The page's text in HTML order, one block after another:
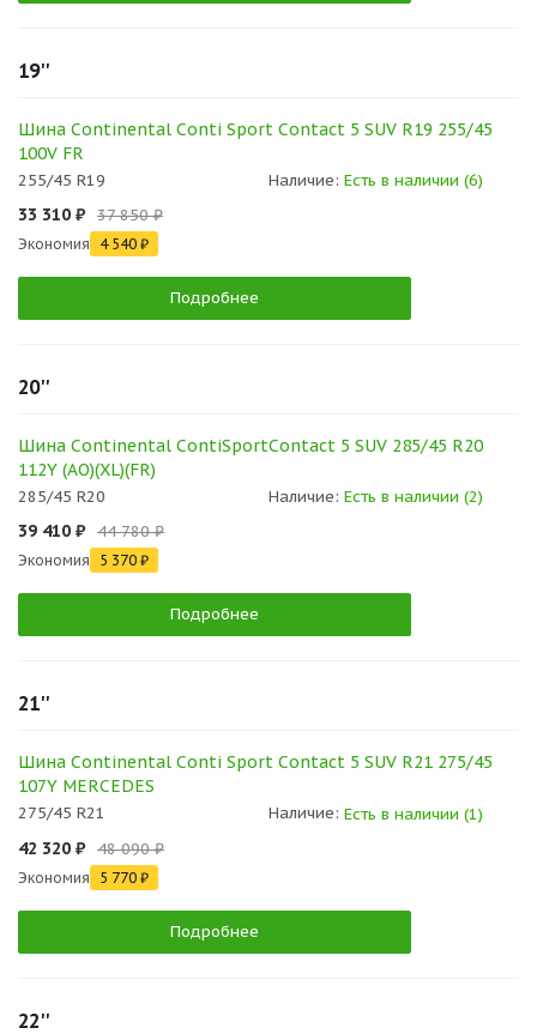
19''
Шина Continental Conti Sport Contact 5 SUV R19 255/45
100V FR
255/45 R19 Наличие: Есть в наличии (6)
33 310 ₽ 37 850 ₽
Экономия 4 540 ₽
Подробнее
20''
Шина Continental ContiSportContact 5 SUV 285/45 R20
112Y (AO)(XL)(FR)
285/45 R20 Наличие: Есть в наличии (2)
39 410 ₽ 44 780 ₽
Экономия 5 370 ₽
Подробнее
21''
Шина Continental Conti Sport Contact 5 SUV R21 275/45
107Y MERCEDES
275/45 R21 Наличие: Есть в наличии (1)
42 320 ₽ 48 090 ₽
Экономия 5 770 ₽
Подробнее
22''